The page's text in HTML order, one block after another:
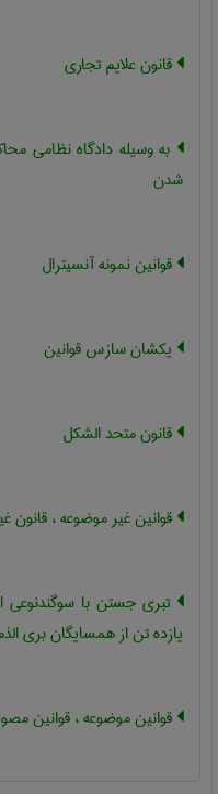
قانون علایم تجاری
به وسیله دادگاه نظامی
شدن
قوانین نمونه آنسیترال
یکشان سازس قوانین
قانون متحد الشکل
قوانین غیر موضوعه ، قانون
تبری جستن با سوگندنوعی
یازده تن از همسایگان بری
قوانین موضوعه ، قوانین